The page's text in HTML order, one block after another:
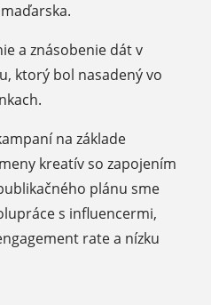
a znásobenie dát v
ktorý bol nasadený vo
na základe
kreatív so zapojením
plánu sme
s influencermi,
rate a nízku